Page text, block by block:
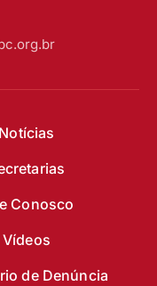
Notícias
Conosco
Vídeos
de Denúncia